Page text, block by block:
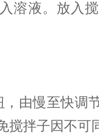
溶液。放入
，由慢至快调
搅拌子因不可